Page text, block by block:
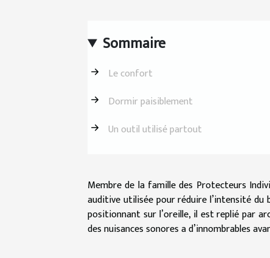
Sommaire
Le confort
Dormir paisiblement
Un outil utilisé partout
Membre de la famille des Protecteurs
auditive utilisée pour réduire l’intensité
positionnant sur l’oreille, il est replié par
des nuisances sonores a d’innombrables